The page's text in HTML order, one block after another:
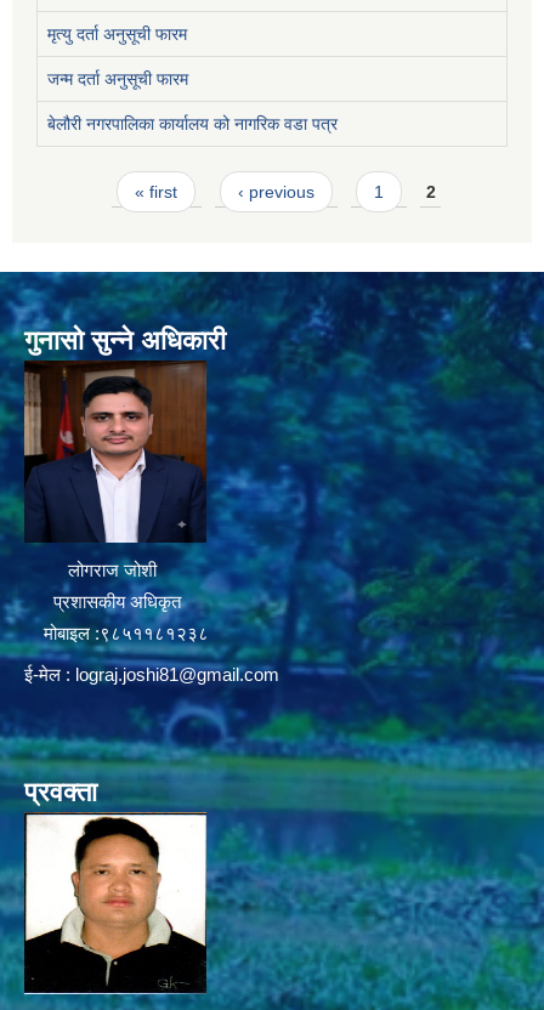
मृत्यु दर्ता अनुसूची फारम
जन्म दर्ता अनुसूची फारम
बेलौरी नगरपालिका कार्यालय को नागरिक वडा पत्र
Pages« first ‹ previous 1 2
गुनासो सुन्ने अधिकारी
लोगराज जोशी
प्रशासकीय अधिकृत
मोबाइल :९८५११८१२३८
ई-मेल : lograj.joshi81@gmail.com
प्रवक्ता